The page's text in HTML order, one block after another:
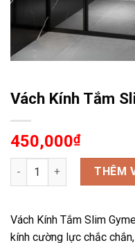
Vách Kính Tắm
450,000₫
Vách Kính Tắm SlimTHÊM
Vách Kính Tắm Slim
kính cường lực chắc